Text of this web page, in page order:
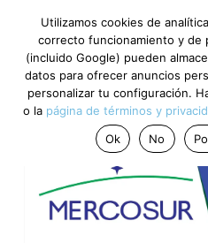
Utilizamos cookies de
correcto funcionamiento y de
(incluido Google) pueden
datos para ofrecer anuncios
personalizar tu configuración.
o la página de términos y
Ok
No